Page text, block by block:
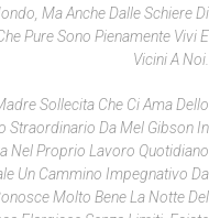
Ma Anche Dalle Schiere Di
Pure Sono Pienamente Vivi E
Vicini A Noi.
Sollecita Che Ci Ama Dello
Straordinario Da Mel Gibson In
Nel Proprio Lavoro Quotidiano
Un Cammino Impegnativo Da
Molto Bene La Notte Del